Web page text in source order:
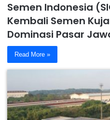
Semen Indonesia
Kembali Semen
Dominasi Pasar
Read More »